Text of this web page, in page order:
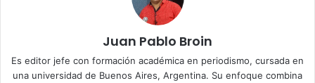
Juan Pablo Broin
Es editor jefe con formación académica en periodismo, cursada en
una universidad de Buenos Aires, Argentina. Su enfoque combina